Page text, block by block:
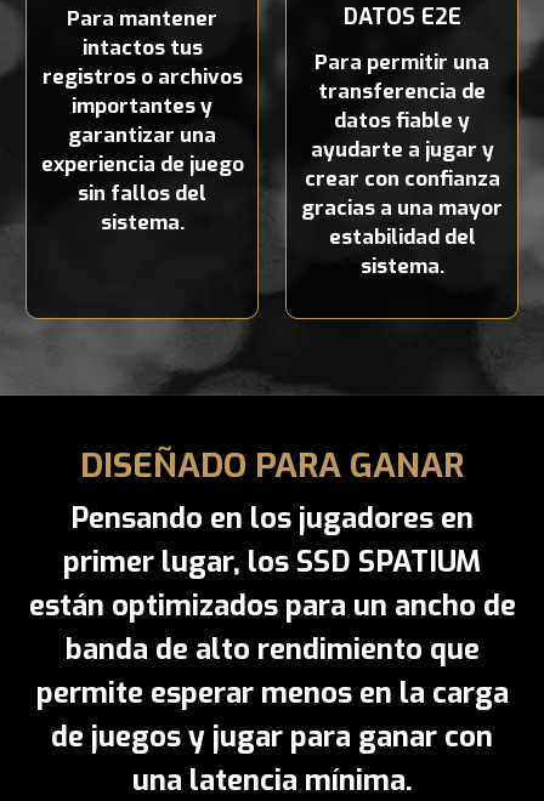
Para mantener
intactos tus
registros o archivos
importantes y
garantizar una
experiencia de juego
sin fallos del
sistema.
DATOS E2E
Para permitir una
transferencia de
datos fiable y
ayudarte a jugar y
crear con confianza
gracias a una mayor
estabilidad del
sistema.
DISEÑADO PARA GANAR
Pensando en los jugadores en
primer lugar, los SSD SPATIUM
están optimizados para un ancho de
banda de alto rendimiento que
permite esperar menos en la carga
de juegos y jugar para ganar con
una latencia mínima.